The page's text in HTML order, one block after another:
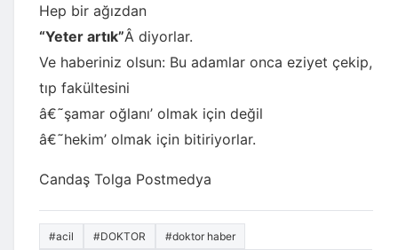
Hep bir ağızdan
“Yeter artık”Â diyorlar.
Ve haberiniz olsun: Bu adamlar onca eziyet çekip,
tıp fakültesini
â€˜şamar oğlanı’ olmak için değil
â€˜hekim’ olmak için bitiriyorlar.
Candaş Tolga Postmedya
#acil #DOKTOR
#doktor haber